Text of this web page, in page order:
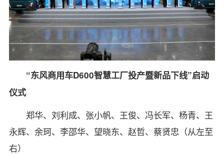
“东风商用车D600智慧工厂投产暨新品下线”启动
仪式
郑华、刘利成、张小帆、王俊、冯长军、杨青、王
永辉、余珂、李邵华、望晓东、赵哲、蔡贤忠（从左至
右）